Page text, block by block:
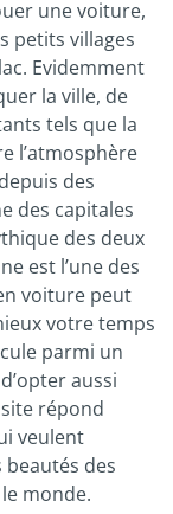
une voiture,
petits villages
Evidemment
la ville, de
tels que la
l’atmosphère
des
des capitales
des deux
est l’une des
voiture peut
votre temps
parmi un
aussi
répond
veulent
des
monde.